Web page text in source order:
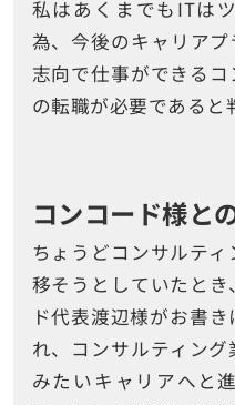
私はあくまでもITは
為、今後のキャリア
志向で仕事ができる
の転職が必要であると
コンコード様と
ちょうどコンサルテ
移そうとしていたと
ド代表渡辺様がお書
れ、コンサルティン
みたいキャリアへと